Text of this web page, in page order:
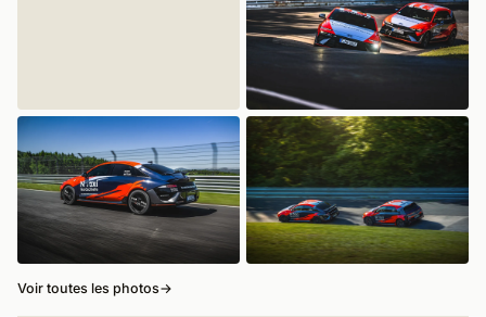
Voir toutes les photos→